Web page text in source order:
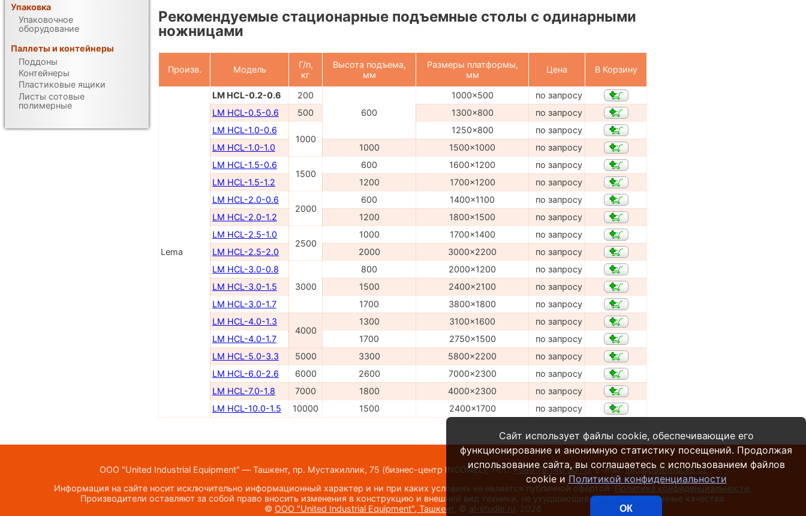
Рекомендуемые стационарные подъемные столы с одинарными
ножницами
Произв. Модель
Г/п,
кг
Высота подъема,
мм
Размеры платформы,
мм
Цена В Корзину
Lema
LM HCL-0.2-0.6
200
600
1000x500
по запросу
LM HCL-0.5-0.6
500 1300x800
по запросу
LM HCL-1.0-0.6
1000
1250x800
по запросу
LM HCL-1.0-1.0
1000 1500x1000
по запросу
LM HCL-1.5-0.6
1500
600 1600x1200
по запросу
LM HCL-1.5-1.2
1200 1700x1200
по запросу
LM HCL-2.0-0.6
2000
600 1400x1100
по запросу
LM HCL-2.0-1.2
1200 1800x1500
по запросу
LM HCL-2.5-1.0
2500
1000 1700x1400
по запросу
LM HCL-2.5-2.0
2000 3000x2200
по запросу
LM HCL-3.0-0.8
3000
800 2000x1200
по запросу
LM HCL-3.0-1.5
1500 2400x2100
по запросу
LM HCL-3.0-1.7
1700 3800x1800
по запросу
LM HCL-4.0-1.3
4000
1300 3100x1600
по запросу
LM HCL-4.0-1.7
1700 2750x1500
по запросу
LM HCL-5.0-3.3
5000 3300 5800x2200
по запросу
LM HCL-6.0-2.6
6000 2600 7000x2300
по запросу
LM HCL-7.0-1.8
7000 1800 4000x2300
по запросу
LM HCL-10.0-1.5
10000 1500 2400x1700 по запросу
Упаковка
Упаковочное
оборудование
Паллеты и контейнеры
Поддоны
Контейнеры
Пластиковые ящики
Листы сотовые
полимерные
ООО "United Industrial Equipment" — Ташкент, пр. Мустакиллик, 75 (бизнес-центр INCONEL),тел.:+998 78 140 30 70,E-mail:info@pallettrucks.uz
Информация на сайте носит исключительно информационный характер и ни при каких условиях не является публичной офертой. Политика конфиденциальности
Производители оставляют за собой право вносить изменения в конструкцию и внешний вид техники, не ухудшающие ее эксплуатационные качества.
© ООО "United Industrial Equipment", Ташкент , © al-studio.ru , 2026
Сайт использует файлы cookie, обеспечивающие его
функционирование и анонимную статистику посещений. Продолжая
использование сайта, вы соглашаетесь с использованием файлов
cookie и Политикой конфиденциальности
ОК